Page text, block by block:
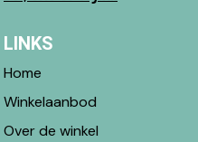
LINKS
Home
Winkelaanbod
Over de winkel